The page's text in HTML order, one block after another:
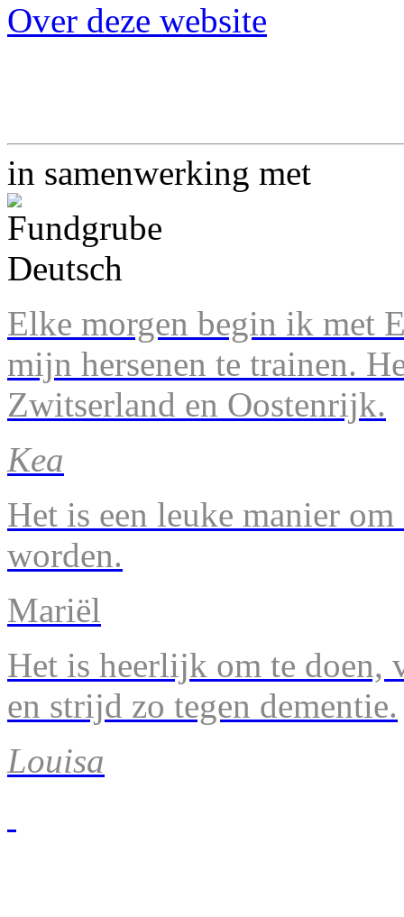
Over deze website
in samenwerking met
Elke morgen begin ik met
mijn hersenen te trainen.
Zwitserland en Oostenrijk.
Kea
Het is een leuke manier
worden.
Mariël
Het is heerlijk om te doen,
en strijd zo tegen dementie.
Louisa